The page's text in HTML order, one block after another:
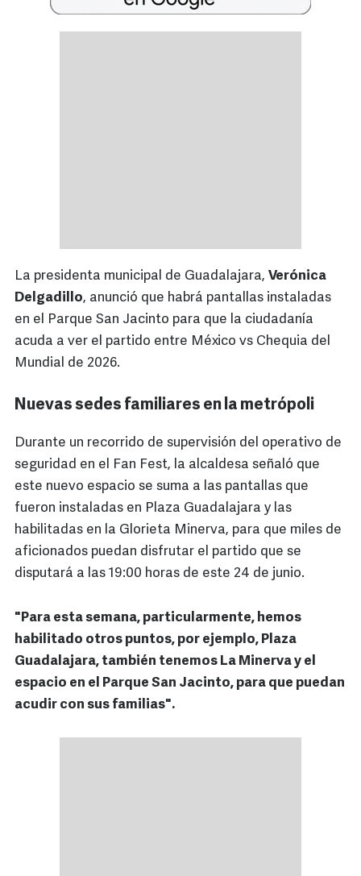
La presidenta municipal de Guadalajara, Verónica
Delgadillo, anunció que habrá pantallas instaladas
en el Parque San Jacinto para que la ciudadanía
acuda a ver el partido entre México vs Chequia del
Mundial de 2026.
Nuevas sedes familiares en la metrópoli
Durante un recorrido de supervisión del operativo de
seguridad en el Fan Fest, la alcaldesa señaló que
este nuevo espacio se suma a las pantallas que
fueron instaladas en Plaza Guadalajara y las
habilitadas en la Glorieta Minerva, para que miles de
aficionados puedan disfrutar el partido que se
disputará a las 19:00 horas de este 24 de junio.
"Para esta semana, particularmente, hemos
habilitado otros puntos, por ejemplo, Plaza
Guadalajara, también tenemos La Minerva y el
espacio en el Parque San Jacinto, para que puedan
acudir con sus familias".